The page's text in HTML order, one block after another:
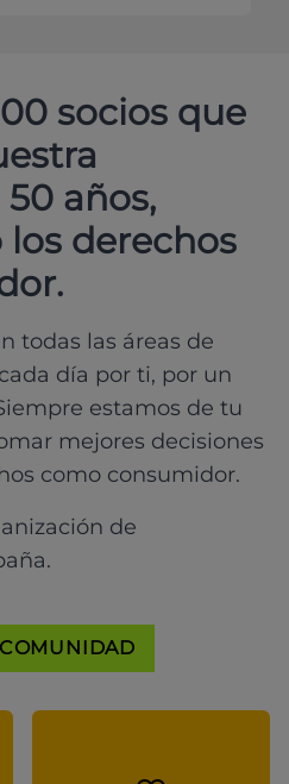
socios que
años,
derechos
todas las áreas de
día por ti, por un
estamos de tu
mejores decisiones
como consumidor.
de